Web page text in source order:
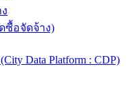
Data Platform : CDP)
ซื้อจัดจ้าง)